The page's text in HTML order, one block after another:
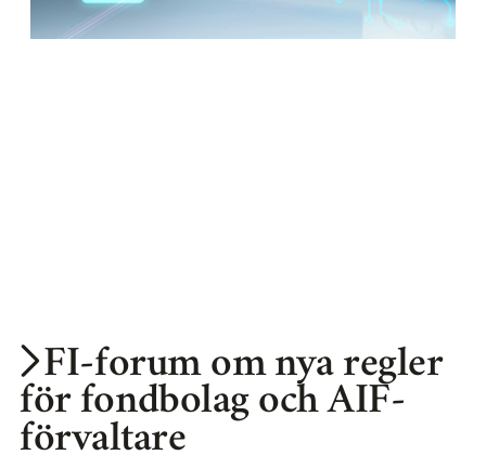
FI-forum om nya regler
för fondbolag och AIF-
förvaltare